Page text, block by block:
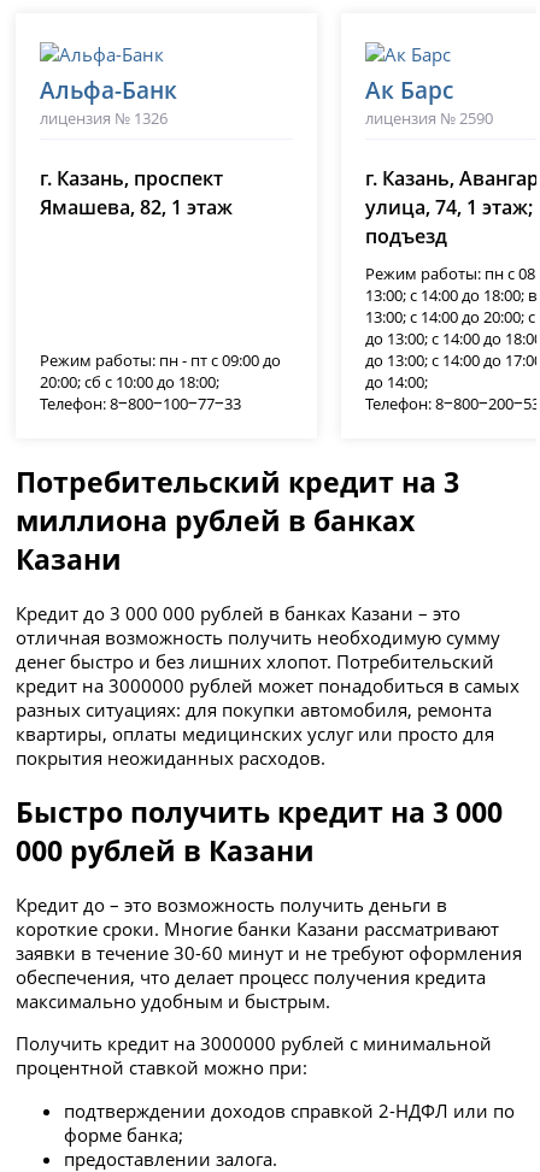
Альфа-Банк
лицензия № 1326
г. Казань, проспект
Ямашева, 82, 1 этаж
Режим работы: пн - пт с 09:00 до
20:00; сб с 10:00 до 18:00;
Телефон: 8‒800‒100‒77‒33
Ак Барс
лицензия № 2590
г. Казань,
улица, 74, 1 этаж;
подъезд
Режим работы: пн с
13:00; с 14:00 до 18:00;
13:00; с 14:00 до 20:00;
до 13:00; с 14:00 до
до 13:00; с 14:00 до
до 14:00;
Телефон:
Потребительский кредит на 3
миллиона рублей в банках
Казани
Кредит до 3 000 000 рублей в банках Казани – это
отличная возможность получить необходимую сумму
денег быстро и без лишних хлопот. Потребительский
кредит на 3000000 рублей может понадобиться в самых
разных ситуациях: для покупки автомобиля, ремонта
квартиры, оплаты медицинских услуг или просто для
покрытия неожиданных расходов.
Быстро получить кредит на 3 000
000 рублей в Казани
Кредит до – это возможность получить деньги в
короткие сроки. Многие банки Казани рассматривают
заявки в течение 30-60 минут и не требуют оформления
обеспечения, что делает процесс получения кредита
максимально удобным и быстрым.
Получить кредит на 3000000 рублей с минимальной
процентной ставкой можно при:
подтверждении доходов справкой 2-НДФЛ или по
форме банка;
предоставлении залога.